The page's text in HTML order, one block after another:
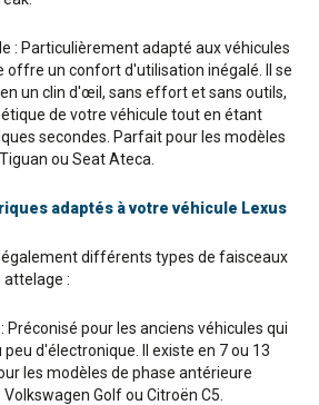
: Particulièrement adapté aux véhicules
offre un confort d'utilisation inégalé. Il se
un clin d'œil, sans effort et sans outils,
de votre véhicule tout en étant
secondes. Parfait pour les modèles
ou Seat Ateca.
adaptés à votre véhicule Lexus
également différents types de faisceaux
:
Préconisé pour les anciens véhicules qui
d'électronique. Il existe en 7 ou 13
les modèles de phase antérieure
Golf ou Citroën C5.